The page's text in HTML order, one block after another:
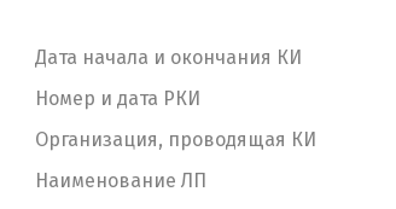
Дата начала и окончания КИ
Номер и дата РКИ
Организация, проводящая КИ
Наименование ЛП